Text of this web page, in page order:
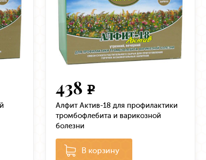
438 e
Алфит Актив-18 для профилактики
тромбофлебита и варикозной
болезни
В корзину